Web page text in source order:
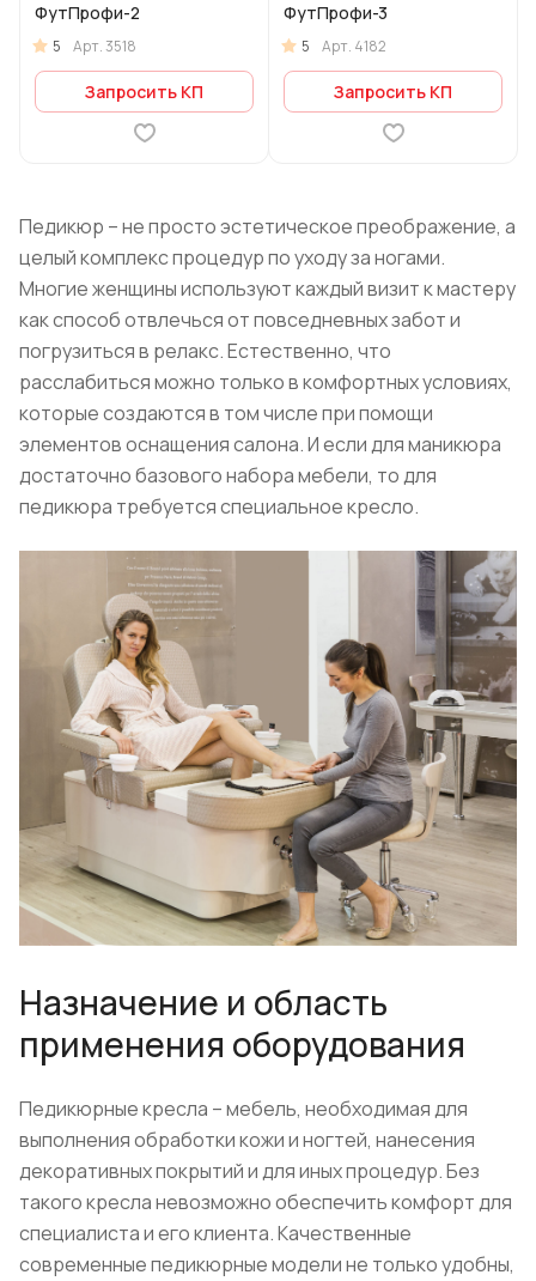
ФутПрофи-2
5 Арт.3518
Запросить КП
ФутПрофи-3
5 Арт. 4182
Запросить КП
Педикюр – не просто эстетическое преображение, а
целый комплекс процедур по уходу за ногами.
Многие женщины используют каждый визит к мастеру
как способ отвлечься от повседневных забот и
погрузиться в релакс. Естественно, что
расслабиться можно только в комфортных условиях,
которые создаются в том числе при помощи
элементов оснащения салона. И если для маникюра
достаточно базового набора мебели, то для
педикюра требуется специальное кресло.
Назначение и область
применения оборудования
Педикюрные кресла – мебель, необходимая для
выполнения обработки кожи и ногтей, нанесения
декоративных покрытий и для иных процедур. Без
такого кресла невозможно обеспечить комфорт для
специалиста и его клиента. Качественные
современные педикюрные модели не только удобны,